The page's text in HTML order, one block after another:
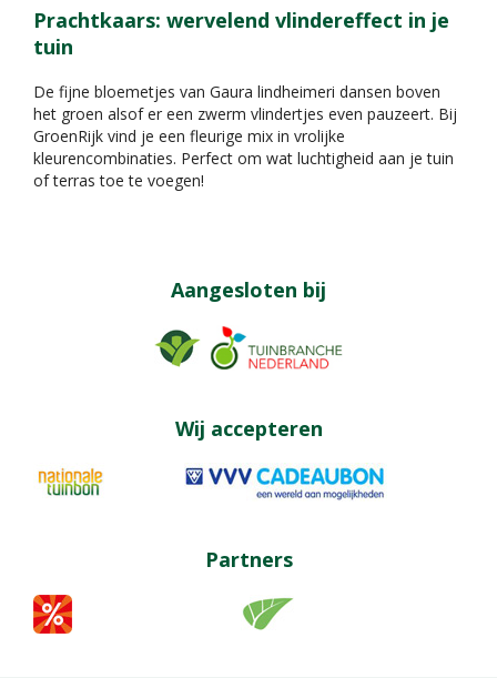
Prachtkaars: wervelend vlindereffect in je
tuin
De fijne bloemetjes van Gaura lindheimeri dansen boven
het groen alsof er een zwerm vlindertjes even pauzeert. Bij
GroenRijk vind je een fleurige mix in vrolijke
kleurencombinaties. Perfect om wat luchtigheid aan je tuin
of terras toe te voegen!
Aangesloten bij
Wij accepteren
Partners